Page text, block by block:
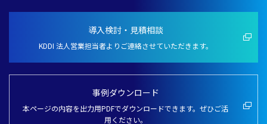
導入検討・見積相談
KDDI 法人営業担当者よりご連絡させていただきます。
事例ダウンロード
本ページの内容を出力用PDFでダウンロードできます。ぜひご活
用ください。